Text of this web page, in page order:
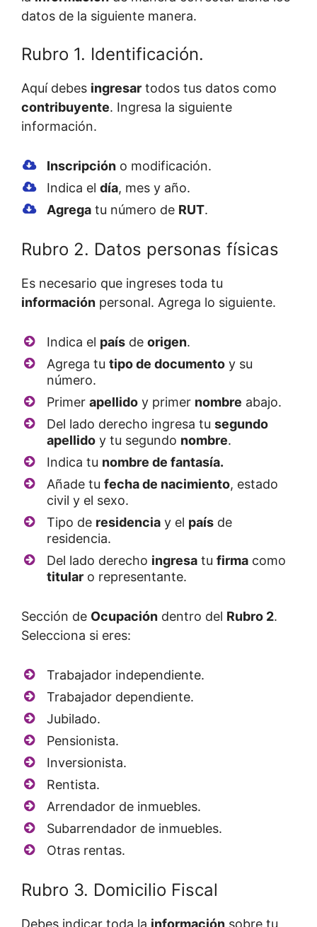
datos de la siguiente manera.
Rubro 1. Identificación.
Aquí debes ingresar todos tus datos como
contribuyente. Ingresa la siguiente
información.
Inscripción o modificación.
Indica el día, mes y año.
Agrega tu número de RUT.
Rubro 2. Datos personas físicas
Es necesario que ingreses toda tu
información personal. Agrega lo siguiente.
Indica el país de origen.
Agrega tu tipo de documento y su
número.
Primer apellido y primer nombre abajo.
Del lado derecho ingresa tu segundo
apellido y tu segundo nombre.
Indica tu nombre de fantasía.
Añade tu fecha de nacimiento, estado
civil y el sexo.
Tipo de residencia y el país de
residencia.
Del lado derecho ingresa tu firma como
titular o representante.
Sección de Ocupación dentro del Rubro 2.
Selecciona si eres:
Trabajador independiente.
Trabajador dependiente.
Jubilado.
Pensionista.
Inversionista.
Rentista.
Arrendador de inmuebles.
Subarrendador de inmuebles.
Otras rentas.
Rubro 3. Domicilio Fiscal
Debes indicar toda la información sobre tu